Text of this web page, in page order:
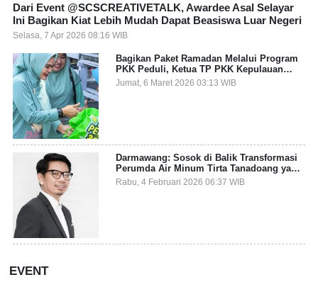
Dari Event @SCSCREATIVETALK, Awardee Asal Selayar
Ini Bagikan Kiat Lebih Mudah Dapat Beasiswa Luar Negeri
Selasa, 7 Apr 2026 08:16 WIB
Bagikan Paket Ramadan Melalui Program
PKK Peduli, Ketua TP PKK Kepulauan
Selayar: Puasa Adalah Ajang Melatih
Kepekaan Sosial
Jumat, 6 Maret 2026 03:13 WIB
Darmawang: Sosok di Balik Transformasi
Perumda Air Minum Tirta Tanadoang yang
Makin Inovatif
Rabu, 4 Februari 2026 06:37 WIB
EVENT